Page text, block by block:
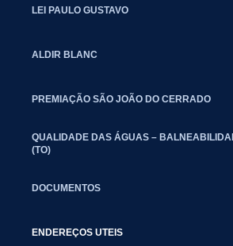
LEI PAULO GUSTAVO
ALDIR BLANC
PREMIAÇÃO SÃO JOÃO DO CERRADO
QUALIDADE DAS ÁGUAS –
(TO)
DOCUMENTOS
ENDEREÇOS UTEIS